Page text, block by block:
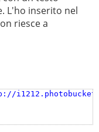
L'ho inserito nel
riesce a